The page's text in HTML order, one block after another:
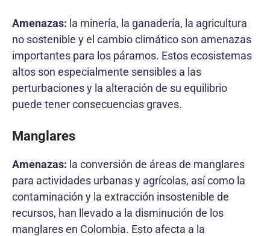
Amenazas: la minería, la ganadería, la agricultura
no sostenible y el cambio climático son amenazas
importantes para los páramos. Estos ecosistemas
altos son especialmente sensibles a las
perturbaciones y la alteración de su equilibrio
puede tener consecuencias graves.
Manglares
Amenazas: la conversión de áreas de manglares
para actividades urbanas y agrícolas, así como la
contaminación y la extracción insostenible de
recursos, han llevado a la disminución de los
manglares en Colombia. Esto afecta a la